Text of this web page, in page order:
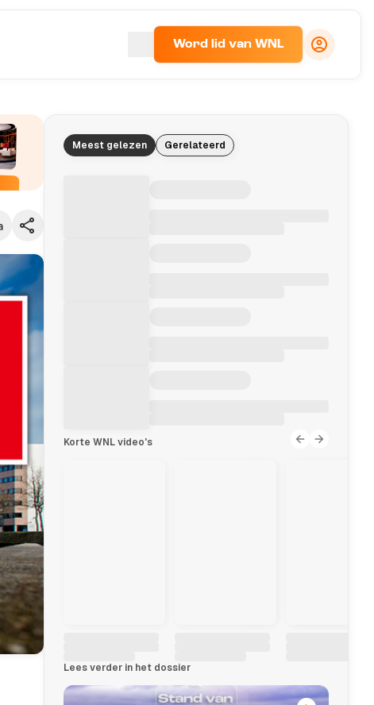
Word lid van WNL
Meest gelezen Gerelateerd
Korte WNL video's
Lees verder in het dossier